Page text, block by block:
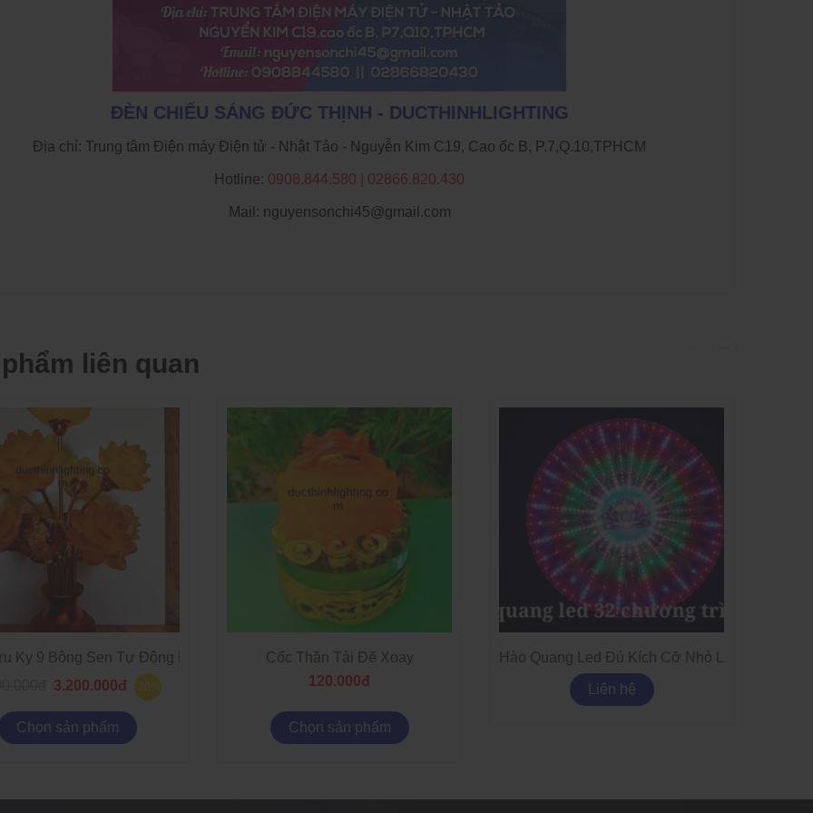
ĐÈN CHIẾU SÁNG ĐỨC THỊNH - DUCTHINHLIGHTING
Địa chỉ: Trung tâm Điện máy Điện tử - Nhật Tảo - Nguyễn Kim C19, Cao ốc B, P.7,Q.10,TPHCM
Hotline: 0908.844.580 | 02866.820.430
Mail: nguyensonchi45@gmail.com
liên quan
Ky 9 Bông Sen Tự Động Đổi Màu
3.200.000đ -20%
Chọn sản phẩm
Cốc Thần Tài Đế Xoay
120.000đ
Chọn sản phẩm
Hào Quang Led Đủ Kích Cỡ Nhỏ Lớn
Liên hệ